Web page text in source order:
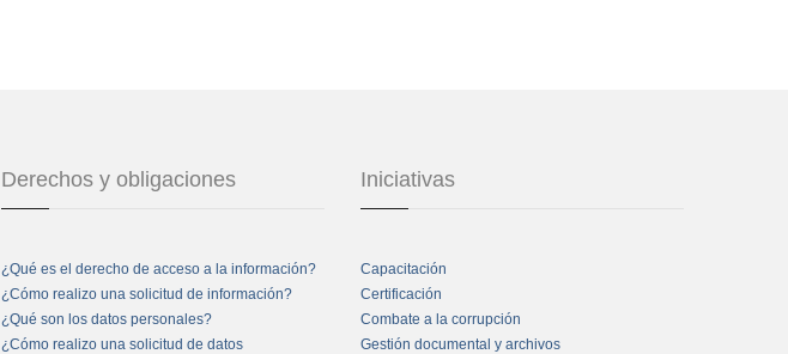
Derechos y obligaciones
¿Qué es el derecho de acceso a la información?
¿Cómo realizo una solicitud de información?
¿Qué son los datos personales?
¿Cómo realizo una solicitud de datos
Iniciativas
Capacitación
Certificación
Combate a la corrupción
Gestión documental y archivos